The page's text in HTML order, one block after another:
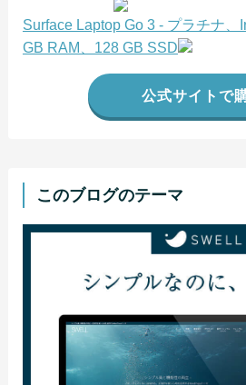
Surface Laptop Go 3 - プラチナ
GB RAM、128 GB SSD
公式サイトで
このブログのテーマ